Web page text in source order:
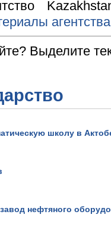
Выделите
школу в
нефтяного